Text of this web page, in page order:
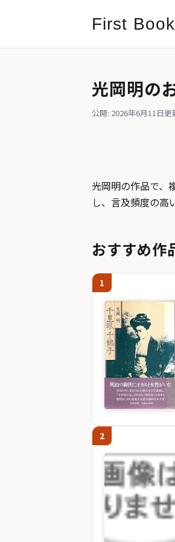
First
光岡明の
公開: 2026年6月11日更
光岡明の作品で、
し、言及頻度の高
おすすめ作
1
2